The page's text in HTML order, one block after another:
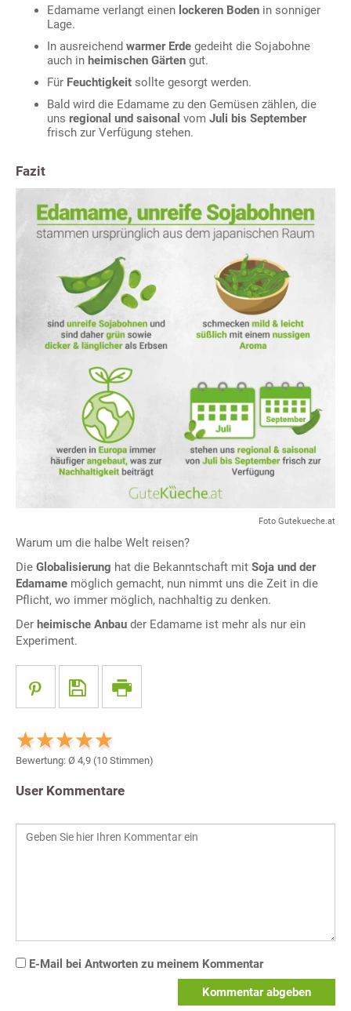
Edamame verlangt einen lockeren Boden in sonniger
Lage.
In ausreichend warmer Erde gedeiht die Sojabohne
auch in heimischen Gärten gut.
Für Feuchtigkeit sollte gesorgt werden.
Bald wird die Edamame zu den Gemüsen zählen, die
uns regional und saisonal vom Juli bis September
frisch zur Verfügung stehen.
Fazit
Foto Gutekueche.at
Warum um die halbe Welt reisen?
Die Globalisierung hat die Bekanntschaft mit Soja und der
Edamame möglich gemacht, nun nimmt uns die Zeit in die
Pflicht, wo immer möglich, nachhaltig zu denken.
Der heimische Anbau der Edamame ist mehr als nur ein
Experiment.
Bewertung: Ø 4,9 (10 Stimmen)
User Kommentare
E-Mail bei Antworten zu meinem Kommentar
Kommentar abgeben